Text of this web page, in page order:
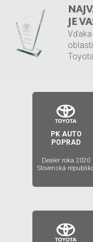
JE
2020
PK AUTO
POPRAD
Dealer roka 2020
Slovenská